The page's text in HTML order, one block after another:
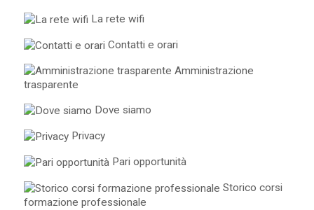
La rete wifi
Contatti e orari
Amministrazione
trasparente
Dove siamo
Privacy
Pari opportunità
Storico corsi
formazione professionale